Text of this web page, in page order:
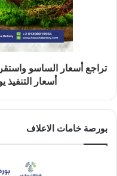
تراجع أسعار الساسو
أسعار التنفيذ يوم
بورصة خامات الاعلاف